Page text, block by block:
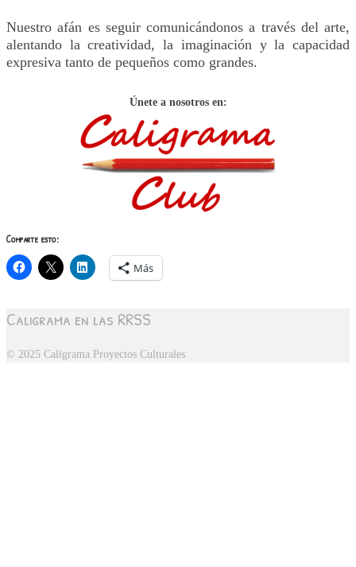
Nuestro afán es seguir comunicándonos a través del arte,
alentando la creatividad, la imaginación y la capacidad
expresiva tanto de pequeños como grandes.
Únete a nosotros en:
Comparte esto:
Más
Caligrama en las RRSS
© 2025 Caligrama Proyectos Culturales